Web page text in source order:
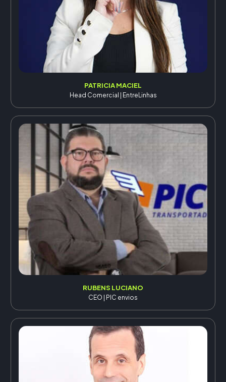
PATRICIA MACIEL
Head Comercial | EntreLinhas
RUBENS LUCIANO
CEO | PIC envios